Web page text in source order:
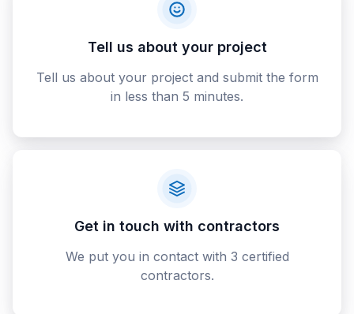
Tell us about your project
Tell us about your project and submit the form
in less than 5 minutes.
Get in touch with contractors
We put you in contact with 3 certified
contractors.